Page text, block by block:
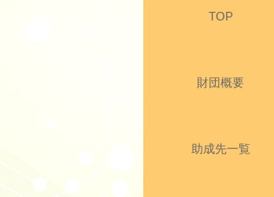
TOP
財団概要
助成先一覧